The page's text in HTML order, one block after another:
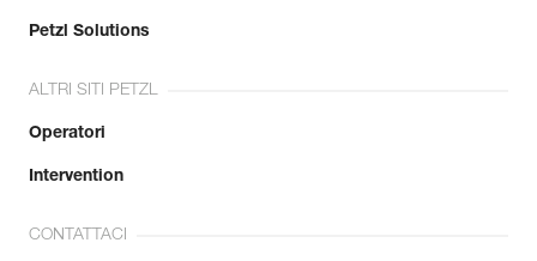
Petzl Solutions
ALTRI SITI PETZL
Operatori
Intervention
CONTATTACI